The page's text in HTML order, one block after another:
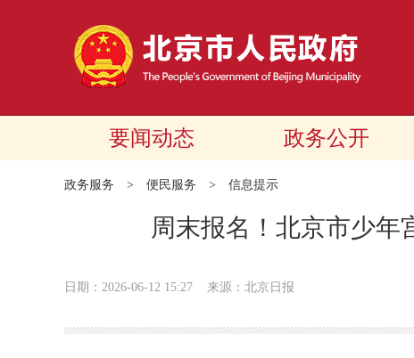
要闻动态 政务公开
政务服务 > 便民服务 > 信息提示
周末报名！北京市少年
日期：2026-06-12 15:27 来源：北京日报